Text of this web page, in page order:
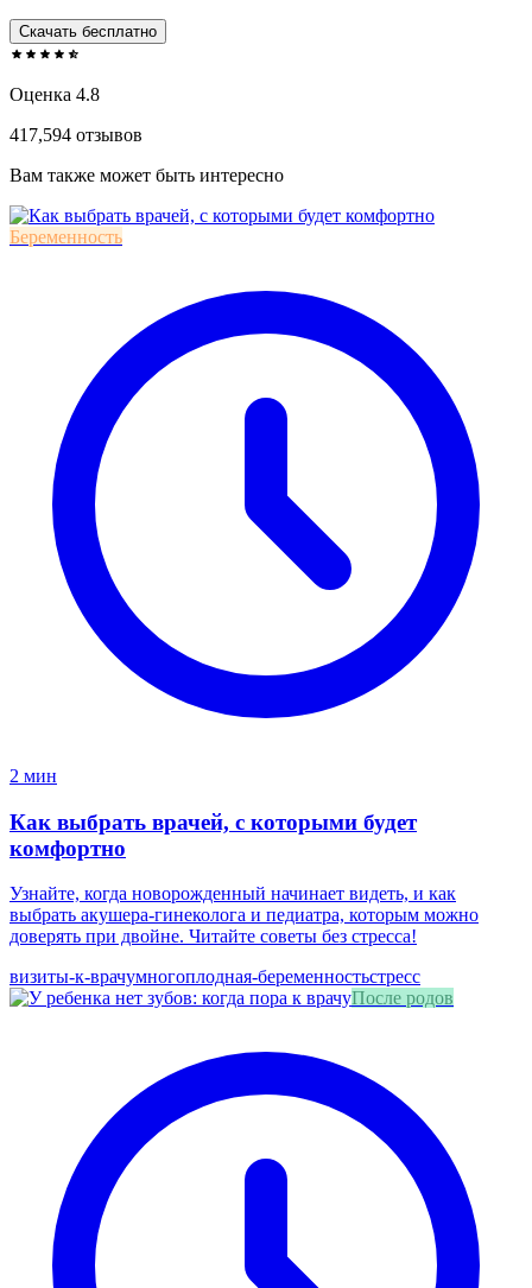
Скачать бесплатно
Оценка 4.8
417,594 отзывов
Вам также может быть интересно
Беременность
2 мин
Как выбрать врачей, с которыми будет
комфортно
Узнайте, когда новорожденный начинает видеть, и как
выбрать акушера-гинеколога и педиатра, которым можно
доверять при двойне. Читайте советы без стресса!
визиты-к-врачумногоплодная-беременностьстресс
После родов